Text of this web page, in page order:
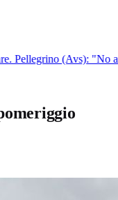
Pellegrino (Avs): "No a